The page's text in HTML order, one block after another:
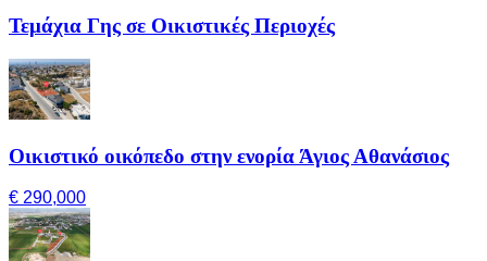
Τεμάχια Γης σε Οικιστικές Περιοχές
Οικιστικό οικόπεδο στην ενορία Άγιος Αθανάσιος
€ 290,000